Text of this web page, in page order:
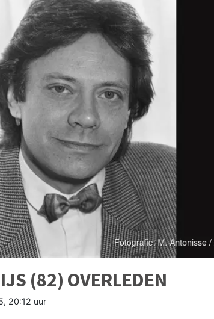
(82) OVERLEDEN
20:12 uur